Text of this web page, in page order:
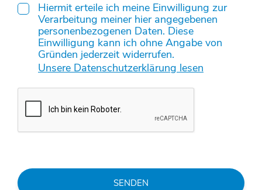
Hiermit erteile ich meine Einwilligung zur
Verarbeitung meiner hier angegebenen
personenbezogenen Daten. Diese
Einwilligung kann ich ohne Angabe von
Gründen jederzeit widerrufen.
Unsere Datenschutzerklärung lesen
SENDEN